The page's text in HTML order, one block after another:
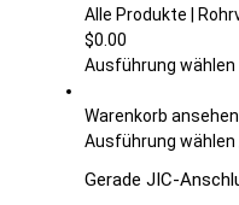
Alle Produkte |
$0.00
Ausführung
Warenkorb ansehen
Ausführung wählen
Gerade JIC-